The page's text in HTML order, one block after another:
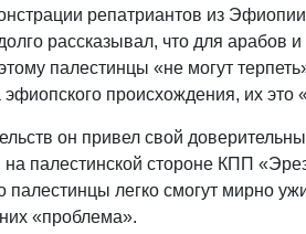
репатриантов из
рассказывал, что для арабов
палестинцы «не могут
происхождения, их это
он привел свой
палестинской стороне КПП
палестинцы легко смогут мирно
«проблема».